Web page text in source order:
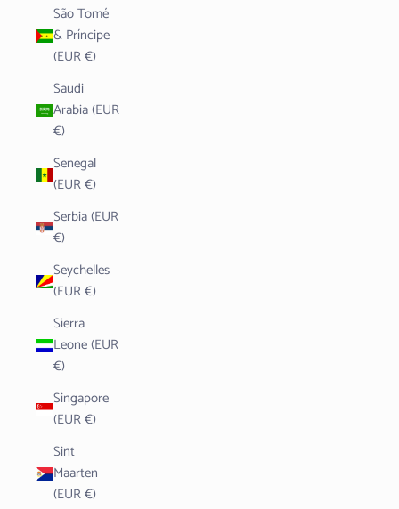
São Tomé
& Príncipe
(EUR €)
Saudi
Arabia (EUR
€)
Senegal
(EUR €)
Serbia (EUR
€)
Seychelles
(EUR €)
Sierra
Leone (EUR
€)
Singapore
(EUR €)
Sint
Maarten
(EUR €)